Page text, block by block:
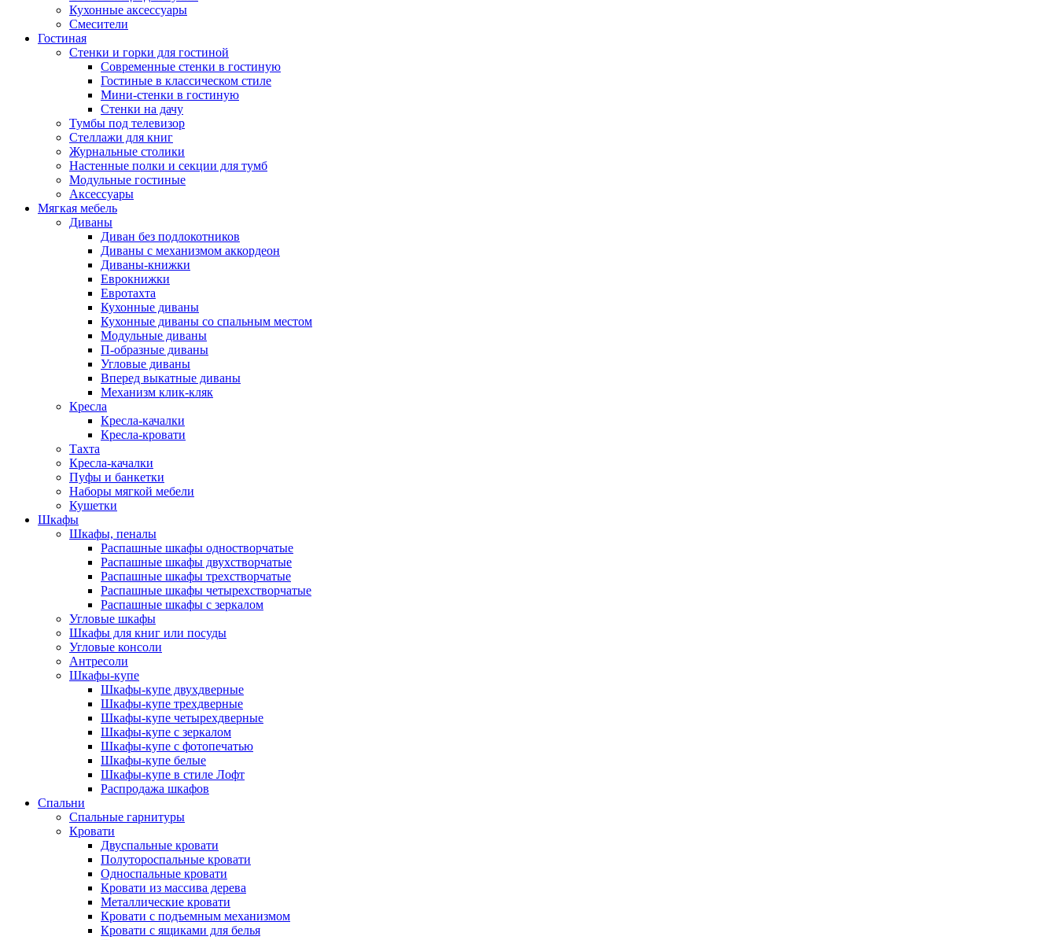
Кухонные аксессуары
Смесители
Гостиная
Стенки и горки для гостиной
Современные стенки в гостиную
Гостиные в классическом стиле
Мини-стенки в гостиную
Стенки на дачу
Тумбы под телевизор
Стеллажи для книг
Журнальные столики
Настенные полки и секции для тумб
Модульные гостиные
Аксессуары
Мягкая мебель
Диваны
Диван без подлокотников
Диваны с механизмом аккордеон
Диваны-книжки
Еврокнижки
Евротахта
Кухонные диваны
Кухонные диваны со спальным местом
Модульные диваны
П-образные диваны
Угловые диваны
Вперед выкатные диваны
Механизм клик-кляк
Кресла
Кресла-качалки
Кресла-кровати
Тахта
Кресла-качалки
Пуфы и банкетки
Наборы мягкой мебели
Кушетки
Шкафы
Шкафы, пеналы
Распашные шкафы одностворчатые
Распашные шкафы двухстворчатые
Распашные шкафы трехстворчатые
Распашные шкафы четырехстворчатые
Распашные шкафы с зеркалом
Угловые шкафы
Шкафы для книг или посуды
Угловые консоли
Антресоли
Шкафы-купе
Шкафы-купе двухдверные
Шкафы-купе трехдверные
Шкафы-купе четырехдверные
Шкафы-купе с зеркалом
Шкафы-купе с фотопечатью
Шкафы-купе белые
Шкафы-купе в стиле Лофт
Распродажа шкафов
Спальни
Спальные гарнитуры
Кровати
Двуспальные кровати
Полутороспальные кровати
Односпальные кровати
Кровати из массива дерева
Металлические кровати
Кровати с подъемным механизмом
Кровати с ящиками для белья